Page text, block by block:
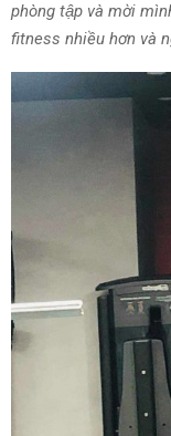
phòng tập và mời
fitness nhiều hơn và